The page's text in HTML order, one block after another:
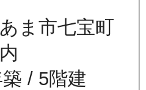
ま市七宝町
/ 5階建